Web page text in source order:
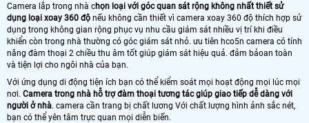
Camera lắp trong nhà chọn loại với góc quan sát rộng không nhất thiết sử
dụng loại xoay 360 độ nếu không cần thiết vì camera xoay 360 độ thích hợp sử
dụng trong không gian rộng phục vụ nhu cầu giám sát nhiều vị trí khi điều
khiển còn trong nhà thường có góc giám sát nhỏ. ưu tiên hco5n camera có tính
năng đàm thoại 2 chiều thu âm tốt giúp giám sát hiệu quả. đảm bảoan toàn
và tiện lợi cho ngôi nhà của bạn.
Với ứng dụng di động tiện ích bạn có thể kiểm soát mọi hoạt động mọi lúc mọi
nơi. Camera trong nhà hỗ trợ đàm thoại tương tác giúp giao tiếp dễ dàng với
người ở nhà. camera cần trang bị chất lương Với chất lượng hình ảnh sắc nét,
bạn có thể yên tâm trực quan mọi diễn biến.